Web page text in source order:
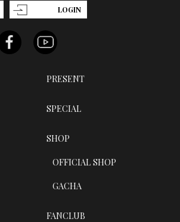
LOGIN
PRESENT
SPECIAL
SHOP
OFFICIAL SHOP
GACHA
FANCLUB